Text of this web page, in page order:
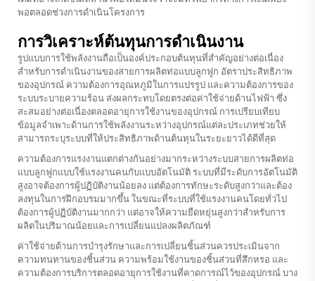
พอตลอดช่วงการดำเนินโครงการ
การวิเคราะห์ต้นทุนการดำเนินงาน
รูปแบบการใช้พลังงานถือเป็นองค์ประกอบต้นทุนที่สำคัญอย่างต่อเนื่อง
สำหรับการดำเนินงานของสายการผลิตท่อแบบลูกฟูก อัตราประสิทธิภาพ
ของอุปกรณ์ ความต้องการอุณหภูมิในการแปรรูป และความต้องการของ
ระบบระบายความร้อน ส่งผลกระทบโดยตรงต่อค่าใช้จ่ายด้านไฟฟ้า ซึ่ง
สะสมอย่างต่อเนื่องตลอดอายุการใช้งานของอุปกรณ์ การเปรียบเทียบ
ข้อมูลจำเพาะด้านการใช้พลังงานระหว่างอุปกรณ์แต่ละประเภทช่วยให้
สามารถระบุระบบที่ให้ประสิทธิภาพด้านต้นทุนในระยะยาวได้ดีที่สุด
ความต้องการแรงงานแตกต่างกันอย่างมากระหว่างระบบสายการผลิตท่อ
แบบลูกฟูกแบบใช้แรงงานคนกับแบบอัตโนมัติ ระบบที่มีระดับการอัตโนมัติ
สูงอาจต้องการผู้ปฏิบัติงานน้อยลง แต่ต้องการทักษะระดับสูงกว่าและต้อง
ลงทุนในการฝึกอบรมมากขึ้น ในขณะที่ระบบที่ใช้แรงงานคนโดยทั่วไป
ต้องการผู้ปฏิบัติงานมากกว่า แต่อาจให้ความยืดหยุ่นสูงกว่าสำหรับการ
ผลิตในปริมาณน้อยและการเปลี่ยนแปลงผลิตภัณฑ์
ค่าใช้จ่ายด้านการบำรุงรักษาและการเปลี่ยนชิ้นส่วนควรประเมินจาก
ความทนทานของชิ้นส่วน ความพร้อมใช้งานของชิ้นส่วนที่สึกหรอ และ
ความต้องการบริการตลอดอายุการใช้งานที่คาดการณ์ไว้ของอุปกรณ์ บาง